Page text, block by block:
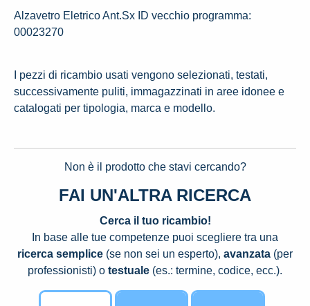
Alzavetro Eletrico Ant.Sx ID vecchio programma:
00023270
I pezzi di ricambio usati vengono selezionati, testati,
successivamente puliti, immagazzinati in aree idonee e
catalogati per tipologia, marca e modello.
Non è il prodotto che stavi cercando?
FAI UN'ALTRA RICERCA
Cerca il tuo ricambio!
In base alle tue competenze puoi scegliere tra una
ricerca semplice (se non sei un esperto), avanzata (per
professionisti) o testuale (es.: termine, codice, ecc.).